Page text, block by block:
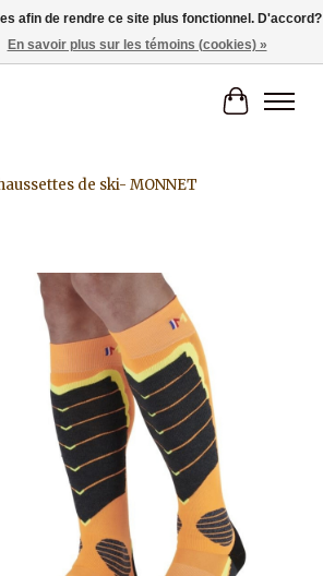
de 80€.
Panier
de ski- MONNET
image slideshow Items
afin de rendre ce site plus fonctionnel. D'accord?
En savoir plus sur les témoins (cookies) »